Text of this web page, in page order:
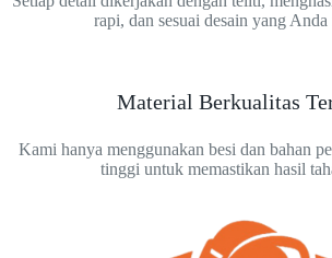
rapi, dan sesuai desain yang
Material Berkualitas
Kami hanya menggunakan besi dan bahan
tinggi untuk memastikan hasil